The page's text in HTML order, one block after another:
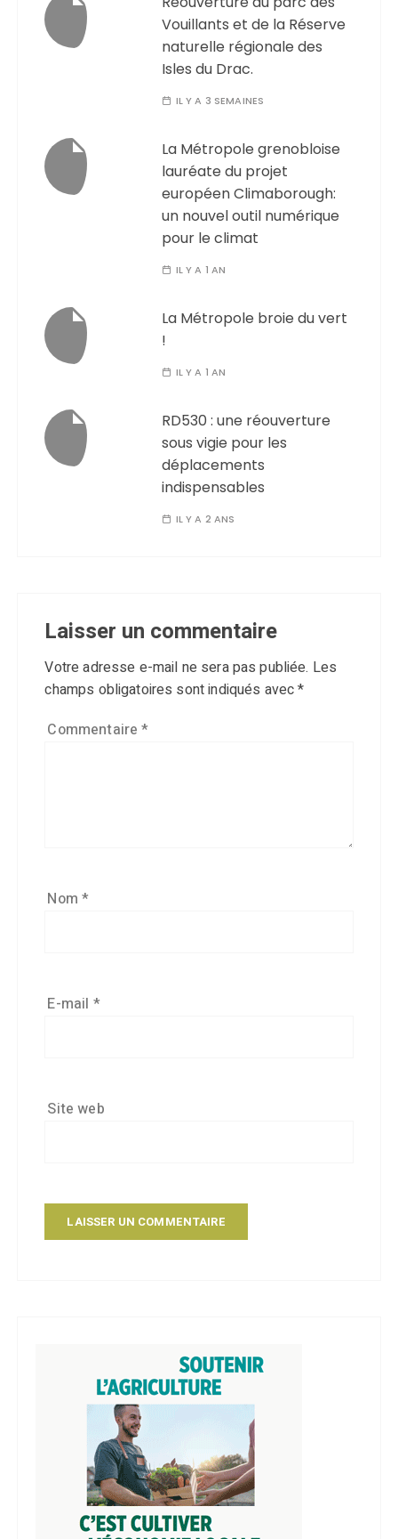
Vouillants et de la Réserve
naturelle régionale des
Isles du Drac.
IL Y A 3 SEMAINES
La Métropole grenobloise
lauréate du projet
européen Climaborough:
un nouvel outil numérique
pour le climat
IL Y A 1 AN
La Métropole broie du vert
!
IL Y A 1 AN
RD530 : une réouverture
sous vigie pour les
déplacements
indispensables
IL Y A 2 ANS
Laisser un commentaire
Votre adresse e-mail ne sera pas publiée. Les
champs obligatoires sont indiqués avec*
Commentaire*
Nom*
E-mail *
Site web